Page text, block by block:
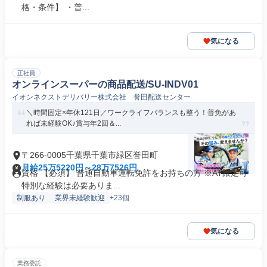
格・条件】 ・普...
気になる
正社員
オンラインスーパーの商品配送/SU-INDV01
イオンネクストデリバリー株式会社 誉田配送センター
＼時間固定×年休121日／ワークライフバランスも整う！普免があ
れば未経験OK♪賞与年2回＆...
〒266-0005千葉県千葉市緑区誉田町
月給25万5220円～28万7526円
資格 【必須】 普通自動車運転免許をお持ちの方 ※AT限定可
特別な経験は必要ありま...
制服あり 業界未経験歓迎 +23個
気になる
業務委託